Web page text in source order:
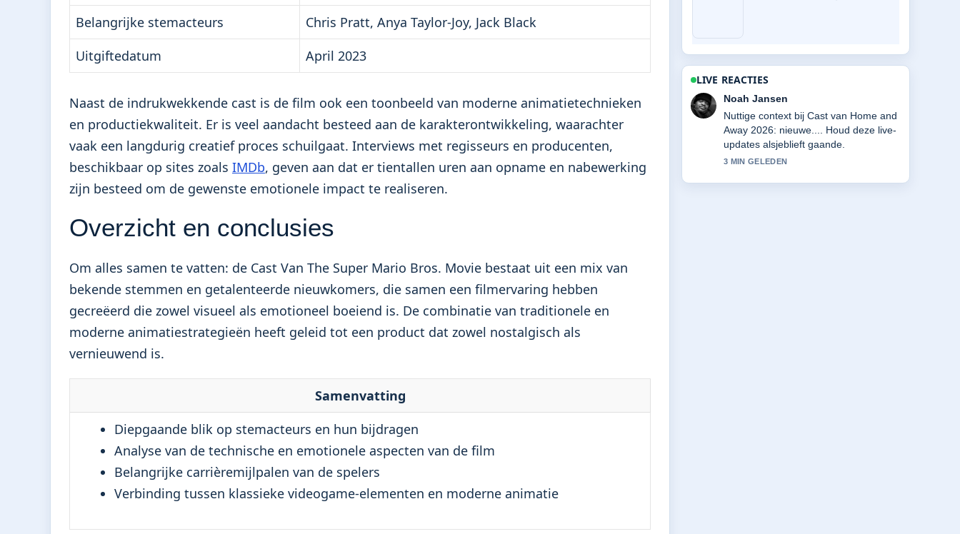
Belangrijke stemacteurs
Chris Pratt, Anya Taylor-Joy, Jack Black
Uitgiftedatum
April 2023
Naast de indrukwekkende cast is de film ook een toonbeeld van moderne animatietechnieken
en productiekwaliteit. Er is veel aandacht besteed aan de karakterontwikkeling, waarachter
vaak een langdurig creatief proces schuilgaat. Interviews met regisseurs en producenten,
beschikbaar op sites zoals IMDb, geven aan dat er tientallen uren aan opname en nabewerking
zijn besteed om de gewenste emotionele impact te realiseren.
Overzicht en conclusies
Om alles samen te vatten: de Cast Van The Super Mario Bros. Movie bestaat uit een mix van
bekende stemmen en getalenteerde nieuwkomers, die samen een filmervaring hebben
gecreëerd die zowel visueel als emotioneel boeiend is. De combinatie van traditionele en
moderne animatiestrategieën heeft geleid tot een product dat zowel nostalgisch als
vernieuwend is.
Samenvatting
Diepgaande blik op stemacteurs en hun bijdragen
Analyse van de technische en emotionele aspecten van de film
Belangrijke carrièremijlpalen van de spelers
Verbinding tussen klassieke videogame-elementen en moderne animatie
LIVE REACTIES
Noah Jansen
Nuttige context bij Cast van Home and
Away 2026: nieuwe.... Houd deze live-
updates alsjeblieft gaande.
3 MIN GELEDEN